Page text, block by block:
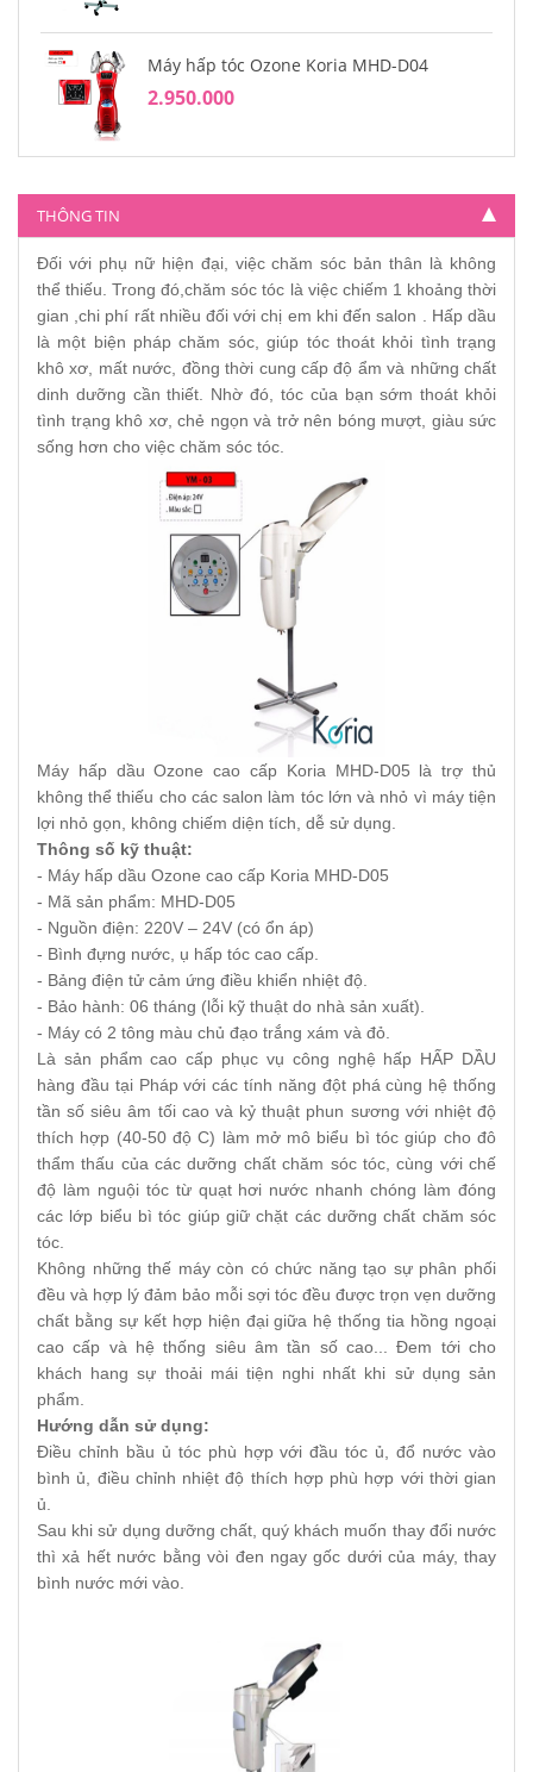
Máy hấp tóc Ozone Koria MHD-D04
2.950.000
THÔNG TIN
Đối với phụ nữ hiện đại, việc chăm sóc bản thân là không
thể thiếu. Trong đó,chăm sóc tóc là việc chiếm 1 khoảng thời
gian ,chi phí rất nhiều đối với chị em khi đến salon . Hấp dầu
là một biện pháp chăm sóc, giúp tóc thoát khỏi tình trạng
khô xơ, mất nước, đồng thời cung cấp độ ẩm và những chất
dinh dưỡng cần thiết. Nhờ đó, tóc của bạn sớm thoát khỏi
tình trạng khô xơ, chẻ ngọn và trở nên bóng mượt, giàu sức
sống hơn cho việc chăm sóc tóc.
Máy hấp dầu Ozone cao cấp Koria MHD-D05 là trợ thủ
không thể thiếu cho các salon làm tóc lớn và nhỏ vì máy tiện
lợi nhỏ gọn, không chiếm diện tích, dễ sử dụng.
Thông số kỹ thuật:
- Máy hấp dầu Ozone cao cấp Koria MHD-D05
- Mã sản phẩm: MHD-D05
- Nguồn điện: 220V – 24V (có ổn áp)
- Bình đựng nước, ụ hấp tóc cao cấp.
- Bảng điện tử cảm ứng điều khiển nhiệt độ.
- Bảo hành: 06 tháng (lỗi kỹ thuật do nhà sản xuất).
- Máy có 2 tông màu chủ đạo trắng xám và đỏ.
Là sản phẩm cao cấp phục vụ công nghệ hấp HẤP DẦU
hàng đầu tại Pháp với các tính năng đột phá cùng hệ thống
tần số siêu âm tối cao và kỷ thuật phun sương với nhiệt độ
thích hợp (40-50 độ C) làm mở mô biểu bì tóc giúp cho đô
thẩm thấu của các dưỡng chất chăm sóc tóc, cùng với chế
độ làm nguội tóc từ quạt hơi nước nhanh chóng làm đóng
các lớp biểu bì tóc giúp giữ chặt các dưỡng chất chăm sóc
tóc.
Không những thế máy còn có chức năng tạo sự phân phối
đều và hợp lý đảm bảo mỗi sợi tóc đều được trọn vẹn dưỡng
chất bằng sự kết hợp hiện đại giữa hệ thống tia hồng ngoại
cao cấp và hệ thống siêu âm tần số cao... Đem tới cho
khách hang sự thoải mái tiện nghi nhất khi sử dụng sản
phẩm.
Hướng dẫn sử dụng:
Điều chỉnh bầu ủ tóc phù hợp với đầu tóc ủ, đổ nước vào
bình ủ, điều chỉnh nhiệt độ thích hợp phù hợp với thời gian
ủ.
Sau khi sử dụng dưỡng chất, quý khách muốn thay đổi nước
thì xả hết nước bằng vòi đen ngay gốc dưới của máy, thay
bình nước mới vào.